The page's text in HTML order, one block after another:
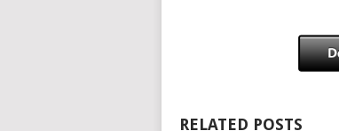
RELATED POSTS